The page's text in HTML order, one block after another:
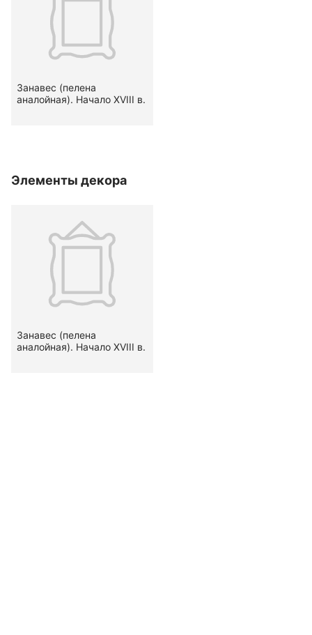
Занавес (пелена
аналойная). Начало ХVIII в.
Элементы декора
Занавес (пелена
аналойная). Начало ХVIII в.